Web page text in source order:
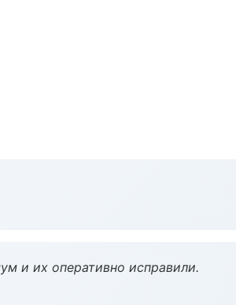
и их оперативно исправили.